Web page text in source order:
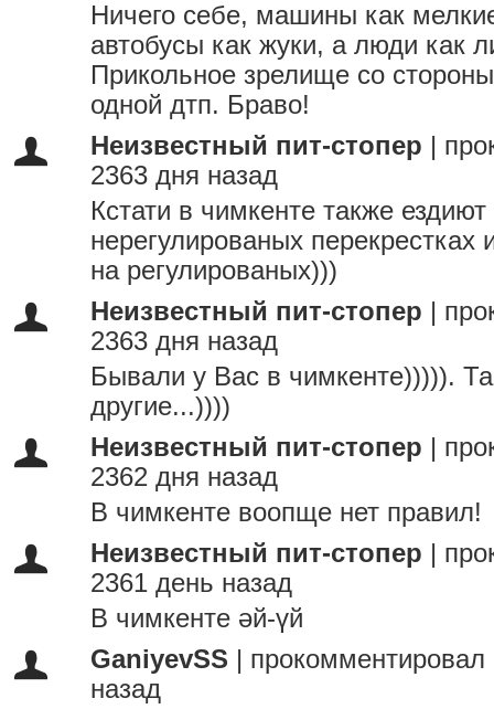
Ничего себе, машины как
автобусы как жуки, а люди как
Прикольное зрелище со
одной дтп. Браво!
Неизвестный пит-стопер
2363 дня назад
Кстати в чимкенте также ездиют
нерегулированых
на регулированых)))
Неизвестный пит-стопер
2363 дня назад
Бывали у Вас в чимкенте))))).
другие...))))
Неизвестный пит-стопер
2362 дня назад
В чимкенте воопще нет правил!
Неизвестный пит-стопер
2361 день назад
В чимкенте әй-үй
GaniyevSS
прокомментировал
назад